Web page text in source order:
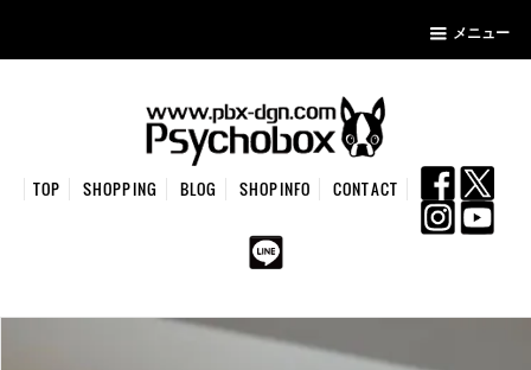
メニュー
TOP SHOPPING BLOG SHOPINFO CONTACT